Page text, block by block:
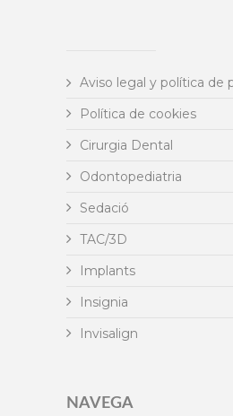
Aviso legal y política de
Política de cookies
Cirurgia Dental
Odontopediatria
Sedació
TAC/3D
Implants
Insignia
Invisalign
NAVEGA